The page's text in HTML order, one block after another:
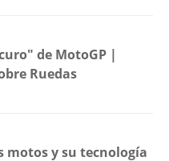
de MotoGP |
Ruedas
motos y su tecnología